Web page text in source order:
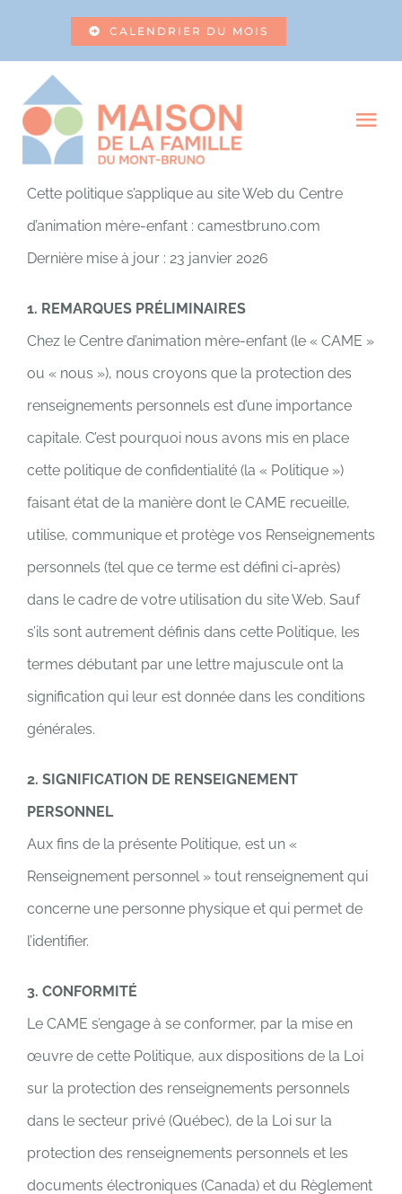
content
CALENDRIER DU MOIS
À PROPOS
LEVÉES DE FONDS
RESSOURCES
ESPACE MEMBRE
Cette politique s’applique au site Web du Centre
d’animation mère-enfant : camestbruno.com
Dernière mise à jour : 23 janvier 2026
1. REMARQUES PRÉLIMINAIRES
Chez le Centre d’animation mère-enfant (le « CAME »
ou « nous »), nous croyons que la protection des
renseignements personnels est d’une importance
capitale. C’est pourquoi nous avons mis en place
cette politique de confidentialité (la « Politique »)
faisant état de la manière dont le CAME recueille,
utilise, communique et protège vos Renseignements
personnels (tel que ce terme est défini ci-après)
dans le cadre de votre utilisation du site Web. Sauf
s’ils sont autrement définis dans cette Politique, les
termes débutant par une lettre majuscule ont la
signification qui leur est donnée dans les conditions
générales.
2. SIGNIFICATION DE RENSEIGNEMENT
PERSONNEL
Aux fins de la présente Politique, est un «
Renseignement personnel » tout renseignement qui
concerne une personne physique et qui permet de
l’identifier.
3. CONFORMITÉ
Le CAME s’engage à se conformer, par la mise en
œuvre de cette Politique, aux dispositions de la Loi
sur la protection des renseignements personnels
dans le secteur privé (Québec), de la Loi sur la
protection des renseignements personnels et les
documents électroniques (Canada) et du Règlement